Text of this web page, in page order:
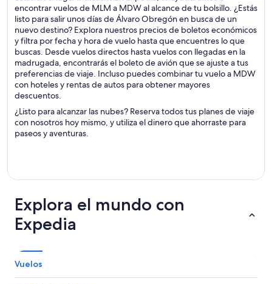
encontrar vuelos de MLM a MDW al alcance de tu bolsillo. ¿Estás
listo para salir unos días de Álvaro Obregón en busca de un
nuevo destino? Explora nuestros precios de boletos económicos
y filtra por fecha y hora de vuelo hasta que encuentres lo que
buscas. Desde vuelos directos hasta vuelos con llegadas en la
madrugada, encontrarás el boleto de avión que se ajuste a tus
preferencias de viaje. Incluso puedes combinar tu vuelo a MDW
con hoteles y rentas de autos para obtener mayores
descuentos.
¿Listo para alcanzar las nubes? Reserva todos tus planes de viaje
con nosotros hoy mismo, y utiliza el dinero que ahorraste para
paseos y aventuras.
Explora el mundo con
Expedia
Vuelos